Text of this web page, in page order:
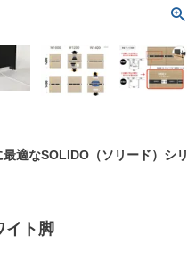
適なSOLIDO（ソリード）シリ
イト脚